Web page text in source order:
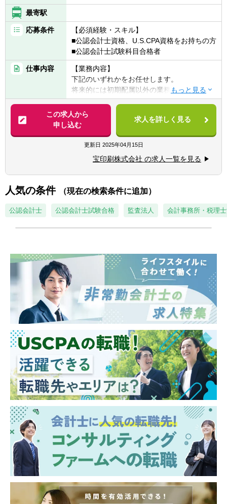
■SAP認定資格
- SAP Certified Technology
- SAP Certified Application
- SAP Certified Development
■IPA高度情報処理技術者資格
【求める人物像】
◎会計・財務・経営管理を軸としてクライア
ントの経営課題を解決し、クライアントに持
続可能な変革をもたらすコンサルティングに
従事したい方
◎上記のコンサルティングプロジェクトにお
いて、業務／業種（＝ビジネス）とテクノロ
める変革を共に成し遂げたい方
最寄駅
応募条件
【必須経験・スキル】
■公認会計士資格、U.S.CPA資格をお持ちの方
■公認会計士試験科目合格者
仕事内容
【業務内容】
下記のいずれかをお任せします。
将来的には初期配属以外の業務にも携わる機
会がございます。
※お任せする業務は選考を通じて決定してい
きます。
【具体的には】
社内公認会計士として、決算業務・開示書類
の作成支援、およびこれらに関するコンサル
ティング等をIFRSに基づいて行っていただき
ます。
■WEBサイト掲載用の研究員レポートの執
筆、研究機関紙への調査分析レポート掲載
■グループ会社支援：決算業務、開示書類作
■その他、同社および同社グループが提供す
るサービスにおいて、会計士の知見を必要と
※入社直後に株式会社宝印刷D&IR研究所に出
この求人から
申し込む
求人を詳しく見る
更新日 2025年04月15日
宝印刷株式会社 の求人一覧を見る
人気の条件 （現在の検索条件に追加）
公認会計士 公認会計士試験合格 監査法人 会計事務所・税理